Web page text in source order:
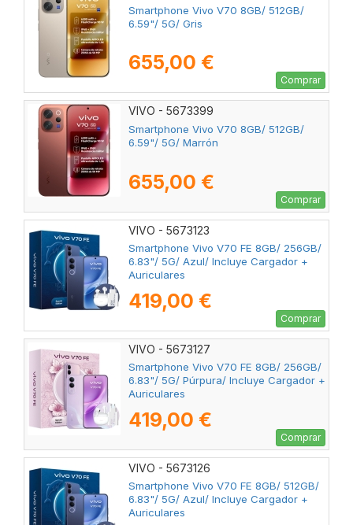
Smartphone Vivo V70 8GB/ 512GB/
6.59"/ 5G/ Gris
655,00 €
Comprar
VIVO - 5673399
Smartphone Vivo V70 8GB/ 512GB/
6.59"/ 5G/ Marrón
655,00 €
Comprar
VIVO - 5673123
Smartphone Vivo V70 FE 8GB/ 256GB/
6.83"/ 5G/ Azul/ Incluye Cargador +
Auriculares
419,00 €
Comprar
VIVO - 5673127
Smartphone Vivo V70 FE 8GB/ 256GB/
6.83"/ 5G/ Púrpura/ Incluye Cargador +
Auriculares
419,00 €
Comprar
VIVO - 5673126
Smartphone Vivo V70 FE 8GB/ 512GB/
6.83"/ 5G/ Azul/ Incluye Cargador +
Auriculares